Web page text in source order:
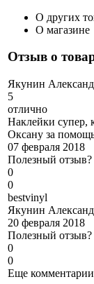
О других
О магазине
Отзыв о
Якунин
5
отлично
Наклейки супер,
Оксану за
07 февраля 2018
Полезный отзыв?
0
0
bestvinyl
Якунин
20 февраля 2018
Полезный отзыв?
0
0
Еще комментарии